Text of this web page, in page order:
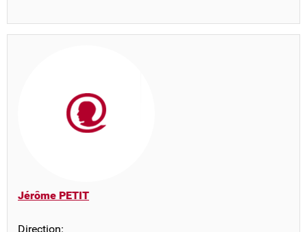
Jérôme PETIT
Direction: